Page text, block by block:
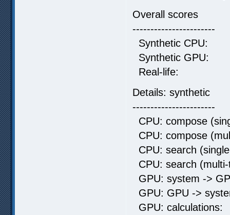
Overall scores
-----------------------
Synthetic
Synthetic
Real-life:
Details: synthetic
-----------------------
CPU: compose
CPU: compose
CPU: search
CPU: search
GPU: system ->
GPU: GPU ->
GPU: